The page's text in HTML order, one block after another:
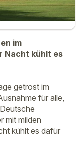
im
Nacht kühlt es
getrost im
für alle,
mit milden
kühlt es dafür